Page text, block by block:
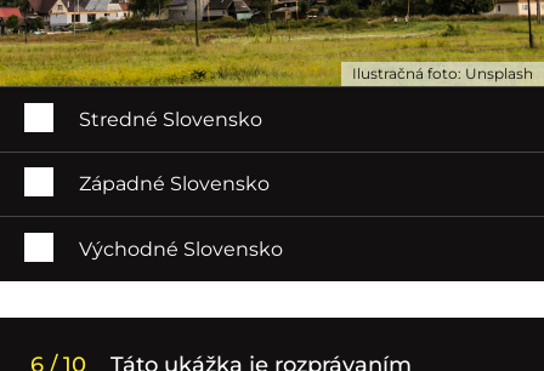
Ilustračná foto: Unsplash
Stredné Slovensko
Západné Slovensko
Východné Slovensko
6 / 10
Táto ukážka je rozprávaním